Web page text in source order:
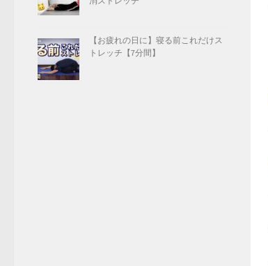
【お疲れの日に】寝る前これだけス
トレッチ【7分間】